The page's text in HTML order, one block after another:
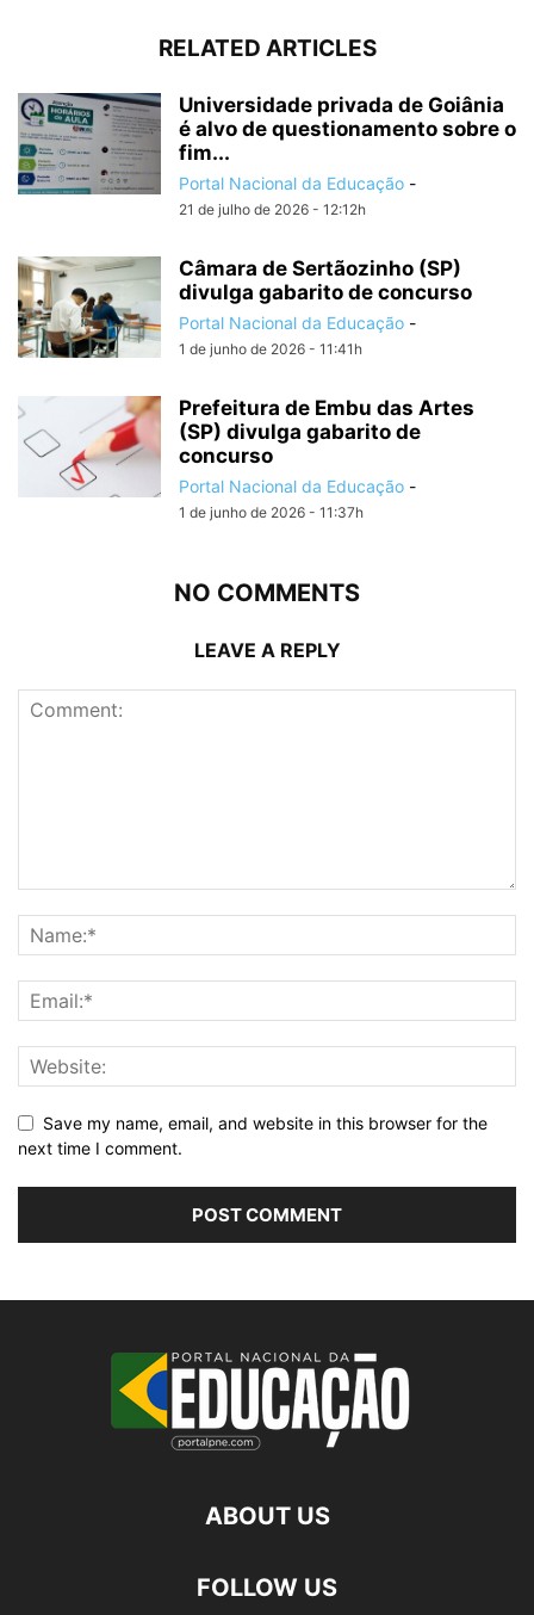
RELATED ARTICLES
Universidade privada de Goiânia
é alvo de questionamento sobre o
fim...
Portal Nacional da Educação -
21 de julho de 2026 - 12:12h
Câmara de Sertãozinho (SP)
divulga gabarito de concurso
Portal Nacional da Educação -
1 de junho de 2026 - 11:41h
Prefeitura de Embu das Artes
(SP) divulga gabarito de
concurso
Portal Nacional da Educação -
1 de junho de 2026 - 11:37h
NO COMMENTS
LEAVE A REPLY
Save my name, email, and website in this browser for the
next time I comment.
ABOUT US
FOLLOW US